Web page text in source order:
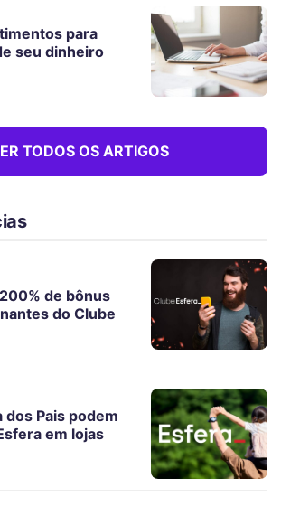
para
seu dinheiro
TODOS OS ARTIGOS
de bônus
do Clube
dos Pais podem
em lojas